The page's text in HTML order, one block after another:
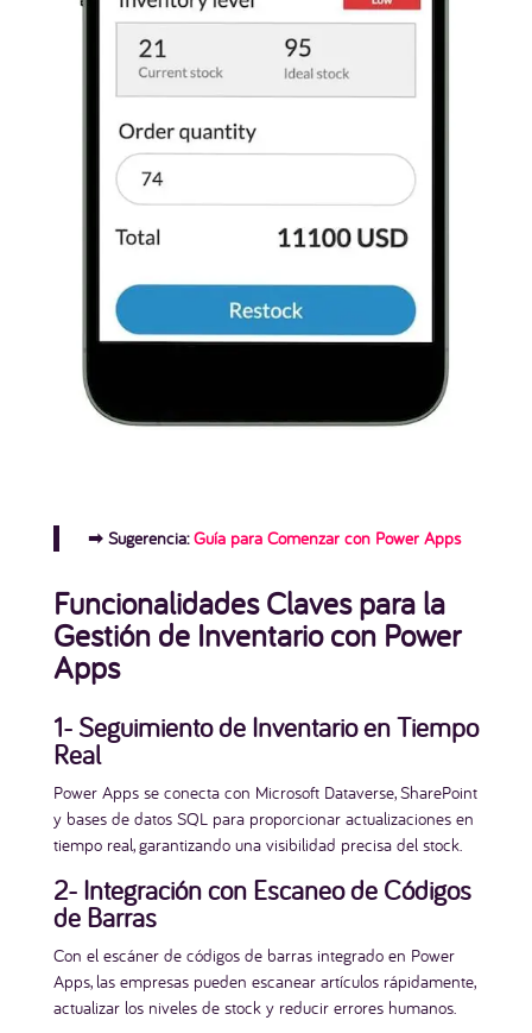
➡︎ Sugerencia:Guía para Comenzar con Power Apps
Funcionalidades Claves para la
Gestión de Inventario con Power
Apps
1- Seguimiento de Inventario en Tiempo
Real
Power Apps se conecta con Microsoft Dataverse, SharePoint
y bases de datos SQL para proporcionar actualizaciones en
tiempo real, garantizando una visibilidad precisa del stock.
2- Integración con Escaneo de Códigos
de Barras
Con el escáner de códigos de barras integrado en Power
Apps, las empresas pueden escanear artículos rápidamente,
actualizar los niveles de stock y reducir errores humanos.